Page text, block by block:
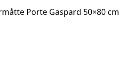
Porte Gaspard 50×80 cm